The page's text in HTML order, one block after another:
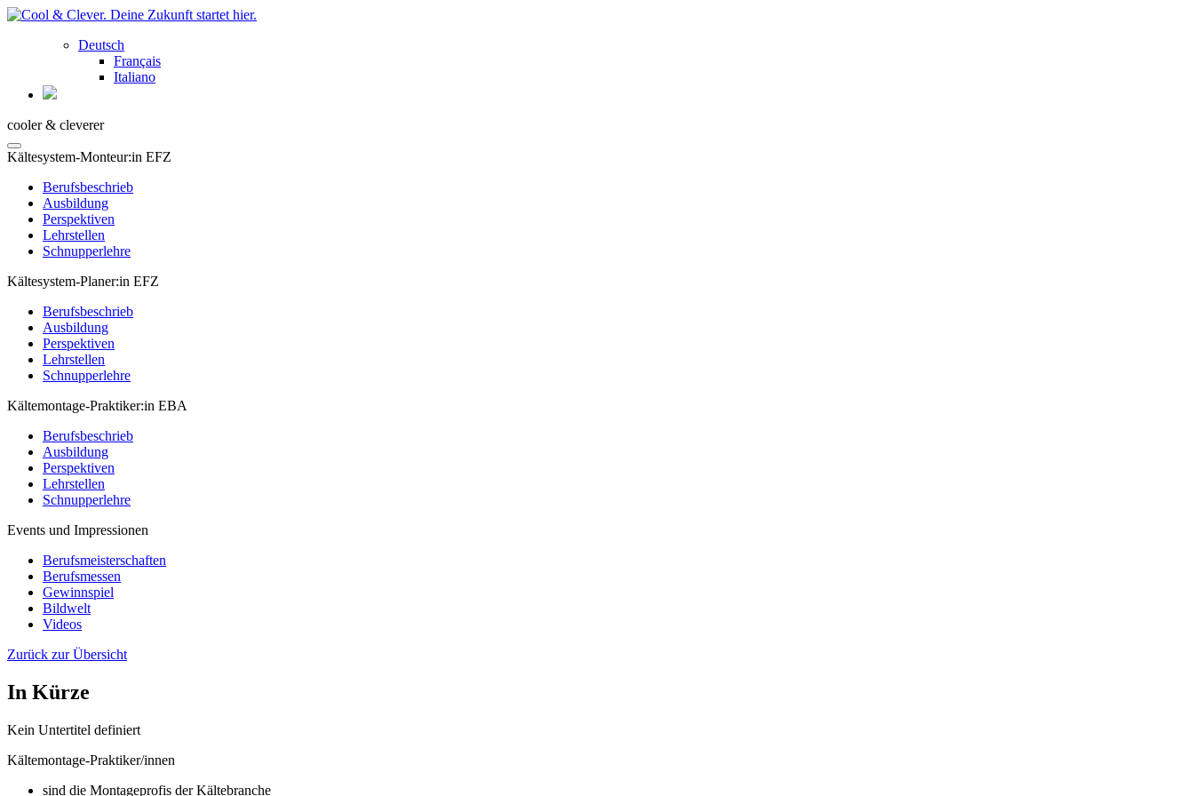
Deutsch
Français
Italiano
cooler & cleverer
Kältesystem-Monteur:in EFZ
Berufsbeschrieb
Ausbildung
Perspektiven
Lehrstellen
Schnupperlehre
Kältesystem-Planer:in EFZ
Berufsbeschrieb
Ausbildung
Perspektiven
Lehrstellen
Schnupperlehre
Kältemontage-Praktiker:in EBA
Berufsbeschrieb
Ausbildung
Perspektiven
Lehrstellen
Schnupperlehre
Events und Impressionen
Berufsmeisterschaften
Berufsmessen
Gewinnspiel
Bildwelt
Videos
Zurück zur Übersicht
In Kürze
Kein Untertitel definiert
Kältemontage-Praktiker/innen
sind die Montageprofis der Kältebranche